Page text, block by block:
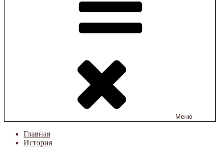
Меню
Главная
История